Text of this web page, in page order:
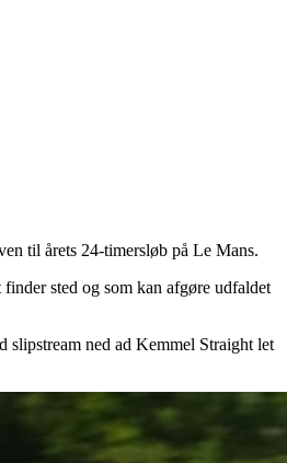
til årets 24-timersløb på Le Mans.
sted og som kan afgøre udfaldet
slipstream ned ad Kemmel Straight let